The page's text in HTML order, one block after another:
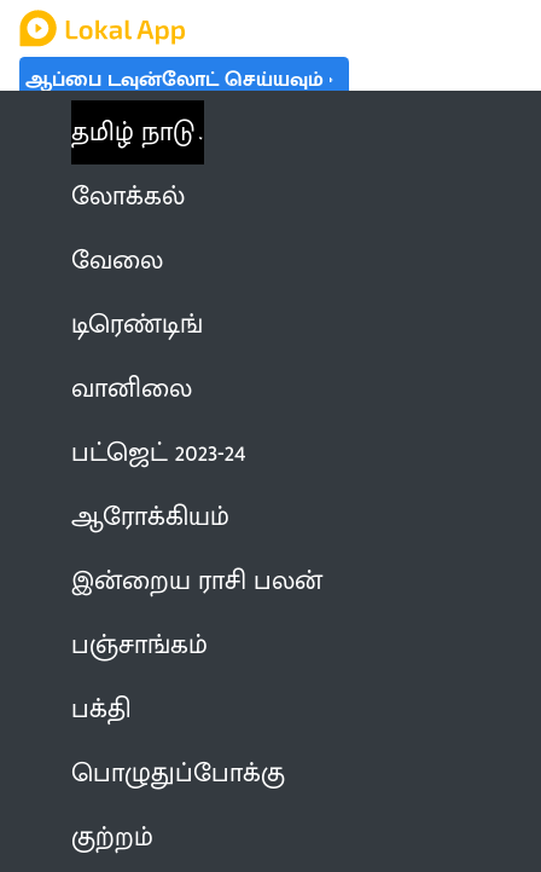
ஆப்பை டவுன்லோட் செய்யவும்
தமிழ் நாடு
லோக்கல்
வேலை
டிரெண்டிங்
வானிலை
பட்ஜெட் 2023-24
ஆரோக்கியம்
இன்றைய ராசி பலன்
பஞ்சாங்கம்
பக்தி
பொழுதுப்போக்கு
குற்றம்